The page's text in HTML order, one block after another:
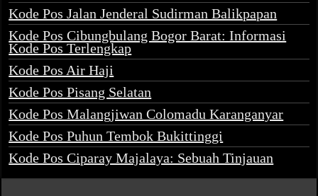
Kode Pos Jalan Jenderal Sudirman Balikpapan
Kode Pos Cibungbulang Bogor Barat: Informasi
Kode Pos Terlengkap
Kode Pos Air Haji
Kode Pos Pisang Selatan
Kode Pos Malangjiwan Colomadu Karanganyar
Kode Pos Puhun Tembok Bukittinggi
Kode Pos Ciparay Majalaya: Sebuah Tinjauan